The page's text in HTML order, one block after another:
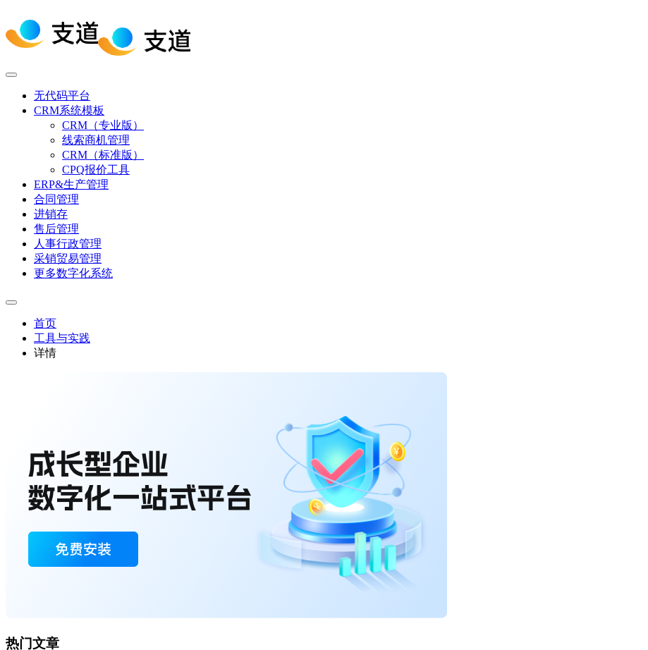
无代码平台
CRM系统模板
CRM（专业版）
线索商机管理
CRM（标准版）
CPQ报价工具
ERP&生产管理
合同管理
进销存
售后管理
人事行政管理
采销贸易管理
更多数字化系统
首页
工具与实践
详情
热门文章